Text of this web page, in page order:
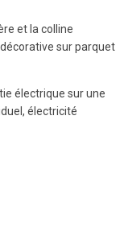
et la colline
sur parquet
électrique sur une
électricité